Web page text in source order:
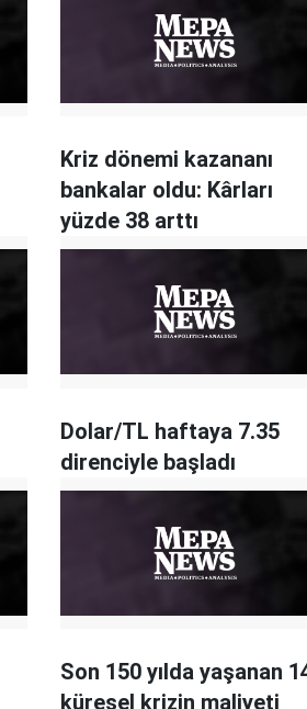
Kriz dönemi kazananı
bankalar oldu: Kârları
yüzde 38 arttı
Dolar/TL haftaya 7.35
direnciyle başladı
Son 150 yılda yaşanan
küresel krizin maliyeti